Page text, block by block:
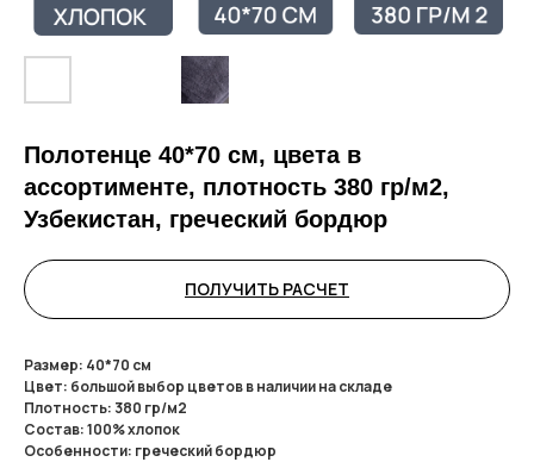
Полотенце 40*70 см, цвета в
ассортименте, плотность 380 гр/м2,
Узбекистан, греческий бордюр
ПОЛУЧИТЬ РАСЧЕТ
Размер: 40*70 см
Цвет: большой выбор цветов в наличии на складе
Плотность: 380 гр/м2
Состав: 100% хлопок
Особенности: греческий бордюр